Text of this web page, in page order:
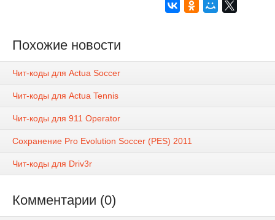
Похожие новости
Чит-коды для Actua Soccer
Чит-коды для Actua Tennis
Чит-коды для 911 Operator
Сохранение Pro Evolution Soccer (PES) 2011
Чит-коды для Driv3r
Комментарии (0)